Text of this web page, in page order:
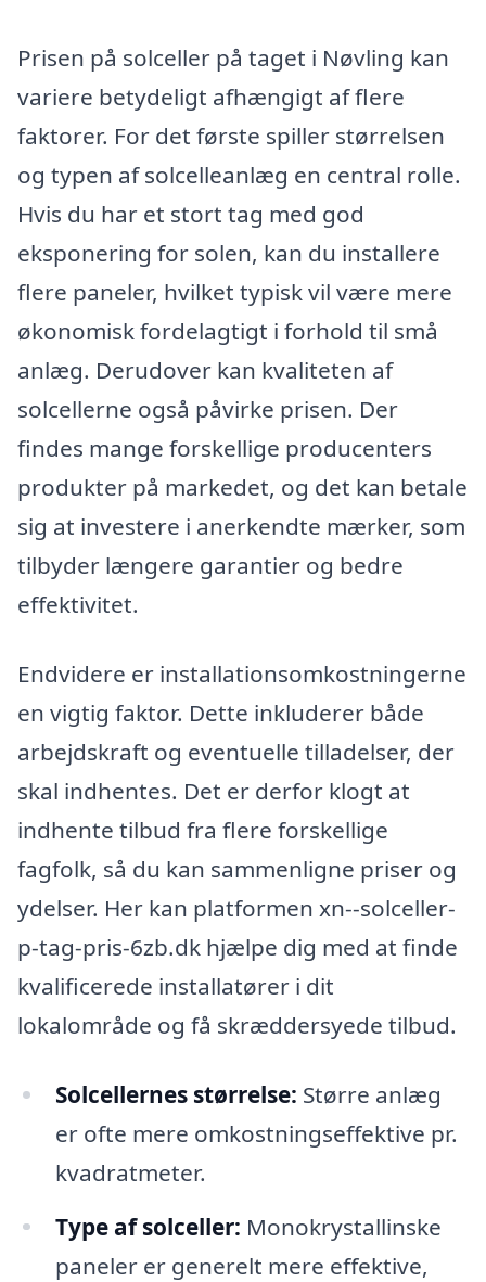
Prisen på solceller på taget i Nøvling kan
variere betydeligt afhængigt af flere
faktorer. For det første spiller størrelsen
og typen af solcelleanlæg en central rolle.
Hvis du har et stort tag med god
eksponering for solen, kan du installere
flere paneler, hvilket typisk vil være mere
økonomisk fordelagtigt i forhold til små
anlæg. Derudover kan kvaliteten af
solcellerne også påvirke prisen. Der
findes mange forskellige producenters
produkter på markedet, og det kan betale
sig at investere i anerkendte mærker, som
tilbyder længere garantier og bedre
effektivitet.
Endvidere er installationsomkostningerne
en vigtig faktor. Dette inkluderer både
arbejdskraft og eventuelle tilladelser, der
skal indhentes. Det er derfor klogt at
indhente tilbud fra flere forskellige
fagfolk, så du kan sammenligne priser og
ydelser. Her kan platformen xn--solceller-
p-tag-pris-6zb.dk hjælpe dig med at finde
kvalificerede installatører i dit
lokalområde og få skræddersyede tilbud.
Solcellernes størrelse: Større anlæg
er ofte mere omkostningseffektive pr.
kvadratmeter.
Type af solceller: Monokrystallinske
paneler er generelt mere effektive,